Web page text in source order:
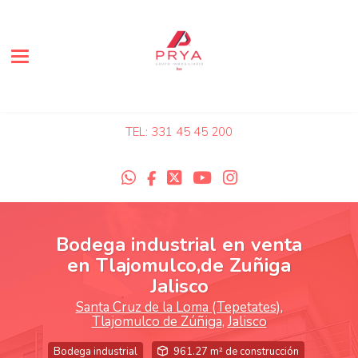
Toggle navigation
TEL: 331 45 45 200
Bodega industrial en venta
en Tlajomulco,de Zuñiga
Jalisco
Santa Cruz de la Loma (Tepetates),
Tlajomulco de Zúñiga, Jalisco
Bodega industrial 961.27 m² de construcción